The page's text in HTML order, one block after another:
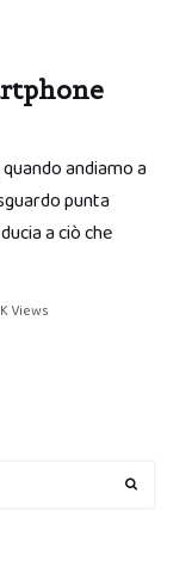
andiamo a
punta
a ciò che
Views